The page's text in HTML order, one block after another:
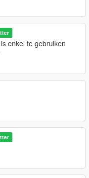
enkel te gebruiken